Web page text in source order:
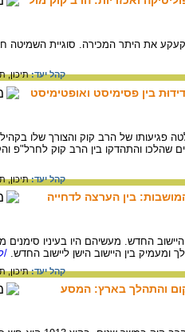
את היתר המכירה. סוגיית
קהל יעד:תיכון,
בין פסימיסט ואופטימיסט
פגיעותו של הרב קוק והצורך שלו
והתהדקו בין הרב קוק לחרל"פ
קהל יעד:תיכון,
בין הערצה לדחייה
החדש. מעשיהם היו בעיניו סימנים
בין היישוב הישן ליישוב החדש. /
קהל יעד:תיכון,
והתהלך בארץ: המסע